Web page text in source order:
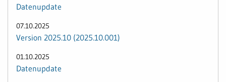
Datenupdate
07.10.2025
Version 2025.10 (2025.10.001)
01.10.2025
Datenupdate